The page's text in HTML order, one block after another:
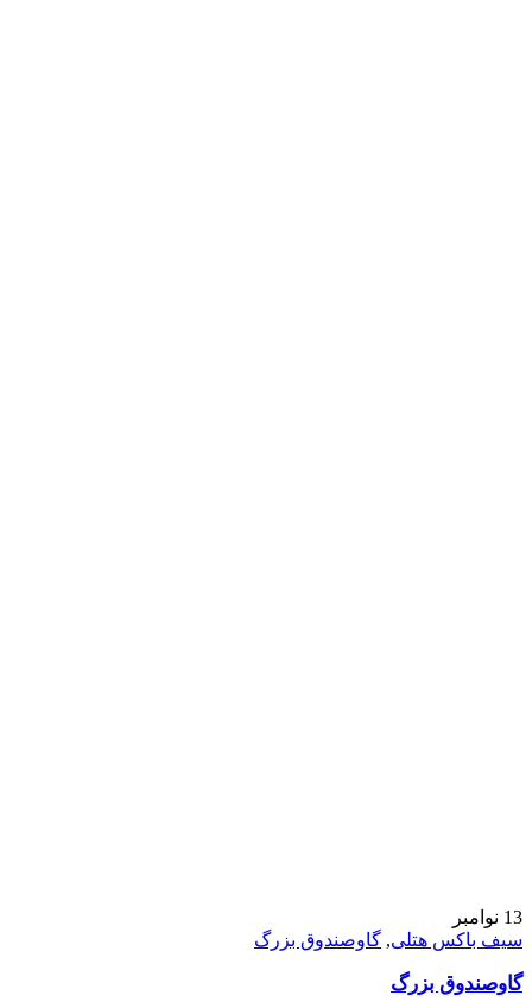
13 نوامبر
سیف باکس هتلی, گاوصندوق بزرگ
گاوصندوق بزرگ